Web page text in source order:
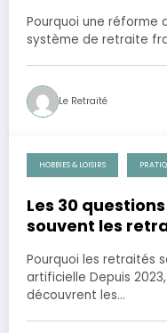
Pourquoi une réforme
système de retraite
Le Retraité
28 novembre 2025
HOBBIES & LOISIRS
Les 30
souvent les
Pourquoi les retraités
artificielle Depuis
découvrent les…